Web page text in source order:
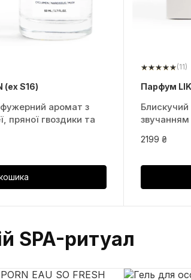
(ex S16)
аромат з
пряної гвоздики та
(11)
Парфум
звучанням
2199 ₴
SPA-ритуал